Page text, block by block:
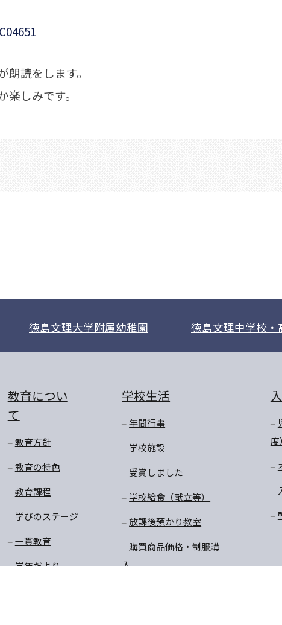
読をします。
楽しみです。
徳島文理大学附属幼稚園 徳島文理中学校・
教育につい
て
教育方針
教育の特色
教育課程
学びのステージ
一貫教育
学年だより
学校生活
年間行事
学校施設
受賞しました
学校給食（献立等）
放課後預かり教室
購買商品価格・制服購
入
度）